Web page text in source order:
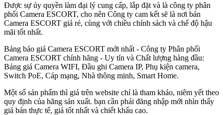
Được sự ủy quyền làm đại lý cung cấp, lắp đặt và là công ty phân
phối Camera ESCORT, cho nên Công ty cam kết sẽ là nơi bán
Camera ESCORT giá rẻ, cùng với chiều chính sách và chế độ hậu
mãi tốt nhất.
Bảng báo giá Camera ESCORT mới nhất - Công ty Phân phối
Camera ESCORT chính hãng - Uy tín và Chất lượng hàng đầu:
Bảng giá Camera WIFI, Đầu ghi Camera IP, Phụ kiện camera,
Switch PoE, Cáp mạng, Nhà thông minh, Smart Home.
Một số sản phẩm thì giá trên website chỉ là tham khảo, niêm yết theo
quy định của hãng sản xuất. bạn cần phải đăng nhập mới nhìn thấy
giá bán thực tế, giá tốt nhất và chiết khấu cao.